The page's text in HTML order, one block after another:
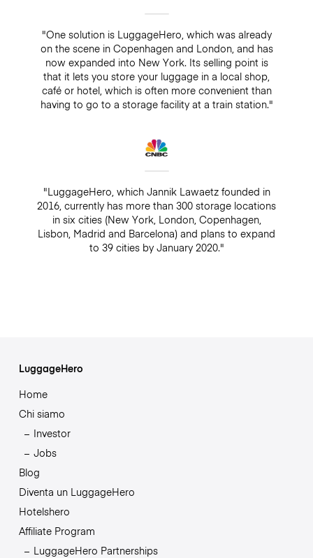
"One solution is LuggageHero, which was already
on the scene in Copenhagen and London, and has
now expanded into New York. Its selling point is
that it lets you store your luggage in a local shop,
café or hotel, which is often more convenient than
having to go to a storage facility at a train station."
"LuggageHero, which Jannik Lawaetz founded in
2016, currently has more than 300 storage locations
in six cities (New York, London, Copenhagen,
Lisbon, Madrid and Barcelona) and plans to expand
to 39 cities by January 2020."
LuggageHero
Home
Chi siamo
Investor
Jobs
Blog
Diventa un LuggageHero
Hotelshero
Affiliate Program
LuggageHero Partnerships